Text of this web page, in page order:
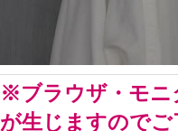
※ブラウザ・モニ
が生じますので